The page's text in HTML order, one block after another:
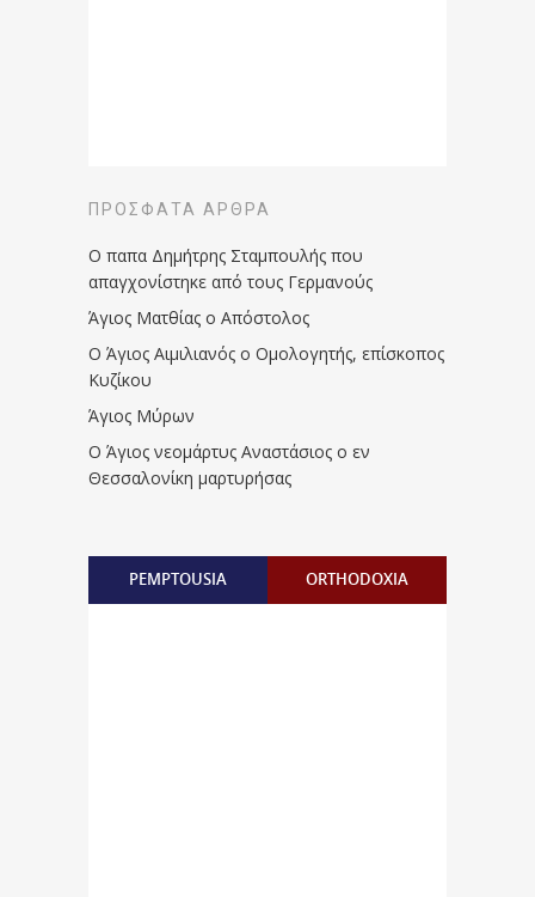
ΠΡΌΣΦΑΤΑ ΆΡΘΡΑ
Ο παπα Δημήτρης Σταμπουλής που
απαγχονίστηκε από τους Γερμανούς
Άγιος Ματθίας ο Απόστολος
Ο Άγιος Αιμιλιανός ο Ομολογητής, επίσκοπος
Κυζίκου
Άγιος Μύρων
Ο Άγιος νεομάρτυς Αναστάσιος ο εν
Θεσσαλονίκη μαρτυρήσας
PEMPTOUSIA ORTHODOXIA